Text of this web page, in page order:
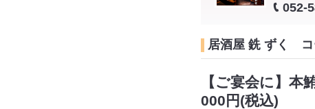
052-
居酒屋 銑 ずく コ
【ご宴会に】
000円(税込)